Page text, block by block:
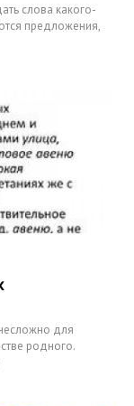
слова какого-
предложения,
для
родного.